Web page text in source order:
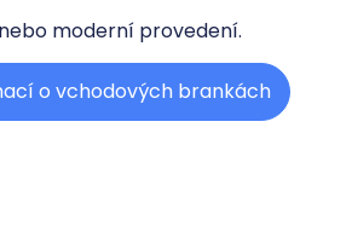
moderní provedení.
o vchodových brankách